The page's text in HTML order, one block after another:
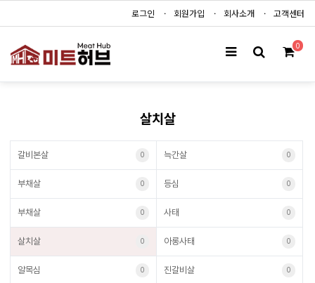
로그인 회원가입 회사소개 고객센터
0
살치살
갈비본살 0 늑간살 0
부채살 0 등심 0
부채살 0 사태 0
살치살 0 아롱사태 0
알목심 0 진갈비살 0